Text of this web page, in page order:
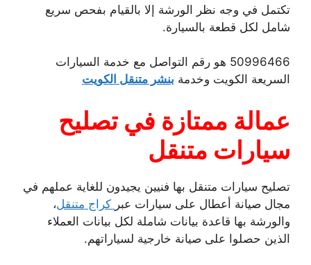
تكتمل في وجه نظر الورشة إلا بالقيام بفحص سريع
شامل لكل قطعة بالسيارة.
50996466 هو رقم التواصل مع خدمة السيارات
السريعة الكويت وخدمة بنشر متنقل الكويت
عمالة ممتازة في تصليح
سيارات متنقل
تصليح سيارات متنقل بها فنيين يجيدون للغاية عملهم في
مجال صيانة أعطال على سيارات عبر كراج متنقل،
والورشة بها قاعدة بيانات شاملة لكل بيانات العملاء
الذين حصلوا على صيانة خارجية لسياراتهم.